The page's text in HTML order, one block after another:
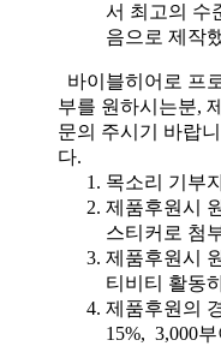
서 최고의 수
음으로 제작
바이블히어로 프
부를 원하시는분,
문의 주시기 바랍
다.
목소리 기부
제품후원시
스티커로 첨
제품후원시
티비티 활동
제품후원의
15%, 3,000